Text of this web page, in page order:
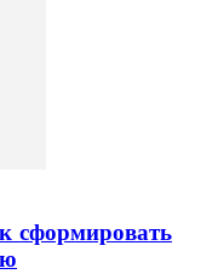
сформировать